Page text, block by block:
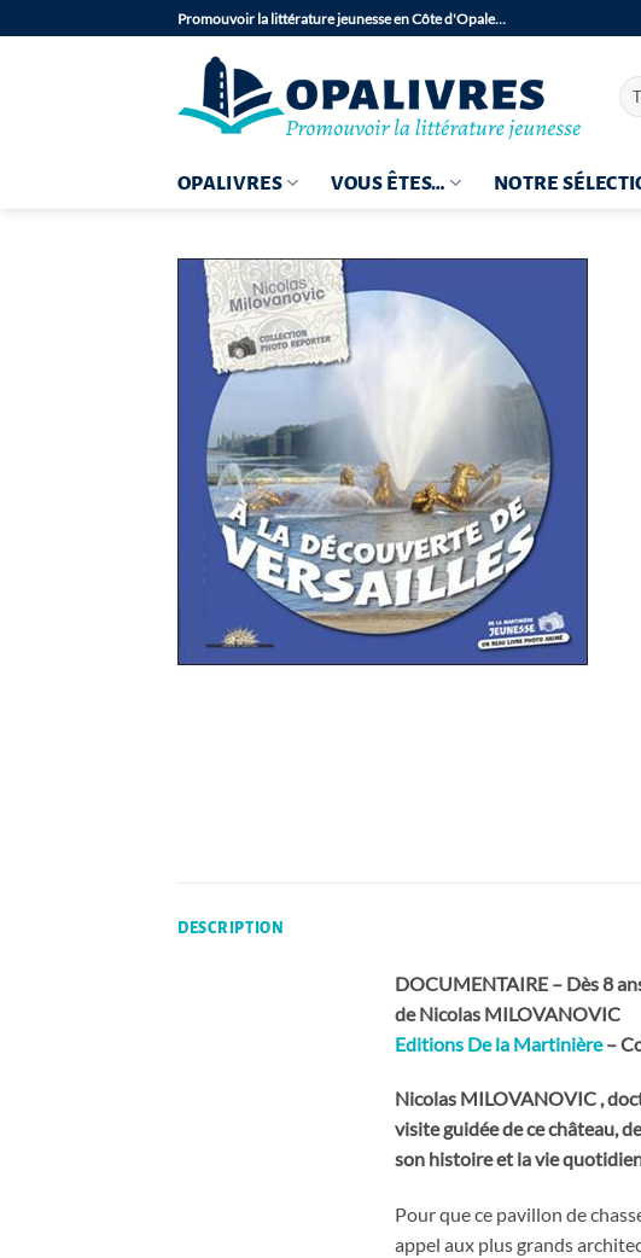
au
Promouvoir la littérature jeunesse en Côte d'Opale…
OPALIVRES VOUS ÊTES… NOTRE
DESCRIPTION
DOCUMENTAIRE – Dès 8
de Nicolas MILOVANOVIC
Editions De la Martinière–
Nicolas MILOVANOVIC ,
visite guidée de ce château,
son histoire et la vie
Pour que ce pavillon de
appel aux plus grands